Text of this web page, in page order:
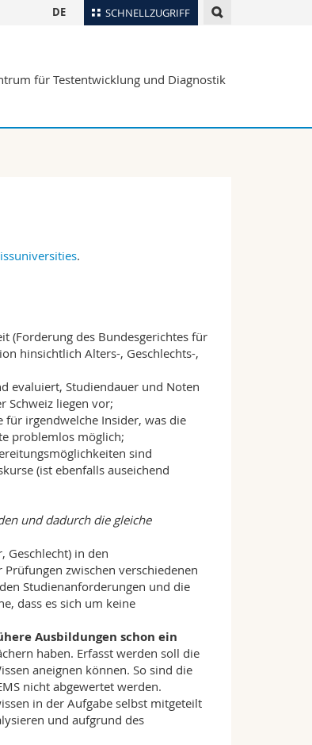
SCHNELLZUGRIFF
Ortsplan
Webmail
DE
für Testentwicklung und Diagnostik
.
(Forderung des Bundesgerichtes für
hinsichtlich Alters-, Geschlechts-,
evaluiert, Studiendauer und Noten
Schweiz liegen vor;
für irgendwelche Insider, was die
problemlos möglich;
sind
(ist ebenfalls auseichend
und dadurch die gleiche
Geschlecht) in den
zwischen verschiedenen
Studienanforderungen und die
dass es sich um keine
Ausbildungen schon ein
haben. Erfasst werden soll die
aneignen können. So sind die
nicht abgewertet werden.
in der Aufgabe selbst mitgeteilt
und aufgrund des